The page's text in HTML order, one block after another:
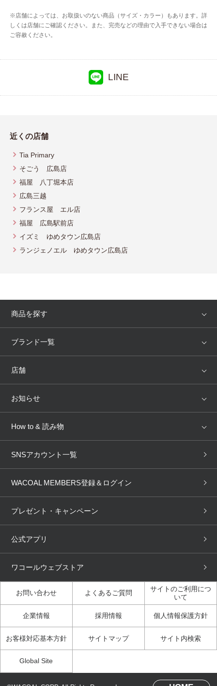
※店舗によっては、お取扱いのない商品（サイズ・カラー）もあります。詳
しくは店舗にご確認ください。また、完売などの理由で入手できない場合は
ご容赦ください。
LINE
近くの店舗
Tia Primary
そごう 広島店
福屋 八丁堀本店
広島三越
フランス屋 エル店
福屋 広島駅前店
イズミ ゆめタウン広島店
ランジェノエル ゆめタウン広島店
商品を探す
アイテム
トピックス
ブランド一覧
WACOAL
AMPHI une nana cool
OUR WACOAL
WACOAL Remamma Mens Innerwear
Licensed Brands
店舗
店舗を探す
ブラ無料診断
3Dボディスキャン
お知らせ
新着情報
商品回収
ニュース＆トピックス
How to & 読み物
下着の基礎知識
ブラパン ワコールスタイル
大人の工場見学inベトナム
人間科学研究開発センター見
学
ガイド（マンガ）
3Dボディスキャン体験（マ
SNSアカウント一覧
WACOAL MEMBERS登録＆ログイン
プレゼント・キャンペーン
公式アプリ
ワコールウェブストア
お問い合わせ よくあるご質問
サイトのご利用につ
いて
企業情報 採用情報 個人情報保護方針
お客様対応基本方針 サイトマップ サイト内検索
Global Site